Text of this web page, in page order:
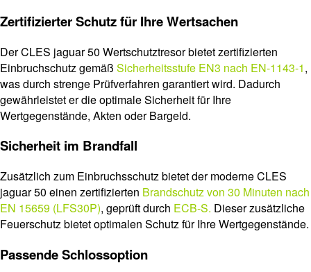
Zertifizierter Schutz für Ihre Wertsachen
Der CLES jaguar 50 Wertschutztresor bietet zertifizierten
Einbruchschutz gemäß Sicherheitsstufe EN3 nach EN-1143-1,
was durch strenge Prüfverfahren garantiert wird. Dadurch
gewährleistet er die optimale Sicherheit für Ihre
Wertgegenstände, Akten oder Bargeld.
Sicherheit im Brandfall
Zusätzlich zum Einbruchsschutz bietet der moderne CLES
jaguar 50 einen zertifizierten Brandschutz von 30 Minuten nach
EN 15659 (LFS30P), geprüft durch ECB-S. Dieser zusätzliche
Feuerschutz bietet optimalen Schutz für Ihre Wertgegenstände.
Passende Schlossoption